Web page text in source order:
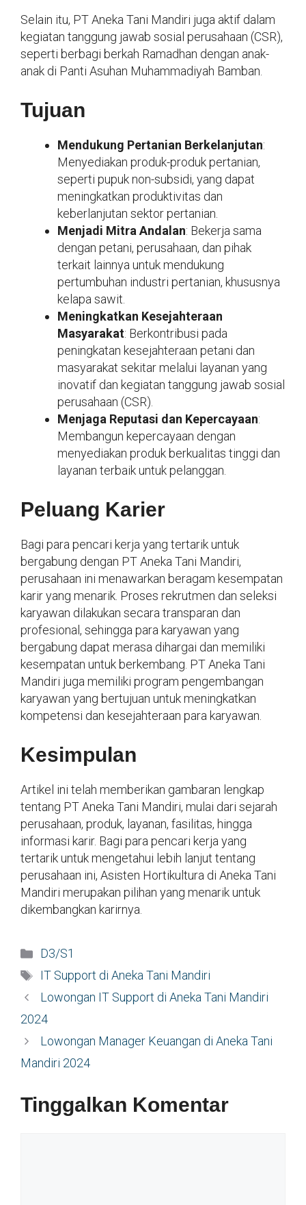
Selain itu, PT Aneka Tani Mandiri juga aktif dalam
kegiatan tanggung jawab sosial perusahaan (CSR),
seperti berbagi berkah Ramadhan dengan anak-
anak di Panti Asuhan Muhammadiyah Bamban.
Tujuan
Mendukung Pertanian Berkelanjutan:
Menyediakan produk-produk pertanian,
seperti pupuk non-subsidi, yang dapat
meningkatkan produktivitas dan
keberlanjutan sektor pertanian.
Menjadi Mitra Andalan: Bekerja sama
dengan petani, perusahaan, dan pihak
terkait lainnya untuk mendukung
pertumbuhan industri pertanian, khususnya
kelapa sawit.
Meningkatkan Kesejahteraan
Masyarakat: Berkontribusi pada
peningkatan kesejahteraan petani dan
masyarakat sekitar melalui layanan yang
inovatif dan kegiatan tanggung jawab sosial
perusahaan (CSR).
Menjaga Reputasi dan Kepercayaan:
Membangun kepercayaan dengan
menyediakan produk berkualitas tinggi dan
layanan terbaik untuk pelanggan.
Peluang Karier
Bagi para pencari kerja yang tertarik untuk
bergabung dengan PT Aneka Tani Mandiri,
perusahaan ini menawarkan beragam kesempatan
karir yang menarik. Proses rekrutmen dan seleksi
karyawan dilakukan secara transparan dan
profesional, sehingga para karyawan yang
bergabung dapat merasa dihargai dan memiliki
kesempatan untuk berkembang. PT Aneka Tani
Mandiri juga memiliki program pengembangan
karyawan yang bertujuan untuk meningkatkan
kompetensi dan kesejahteraan para karyawan.
Kesimpulan
Artikel ini telah memberikan gambaran lengkap
tentang PT Aneka Tani Mandiri, mulai dari sejarah
perusahaan, produk, layanan, fasilitas, hingga
informasi karir. Bagi para pencari kerja yang
tertarik untuk mengetahui lebih lanjut tentang
perusahaan ini, Asisten Hortikultura di Aneka Tani
Mandiri merupakan pilihan yang menarik untuk
dikembangkan karirnya.
Kategori
D3/S1
Tag
IT Support di Aneka Tani Mandiri
Lowongan IT Support di Aneka Tani Mandiri
2024
Lowongan Manager Keuangan di Aneka Tani
Mandiri 2024
Tinggalkan Komentar